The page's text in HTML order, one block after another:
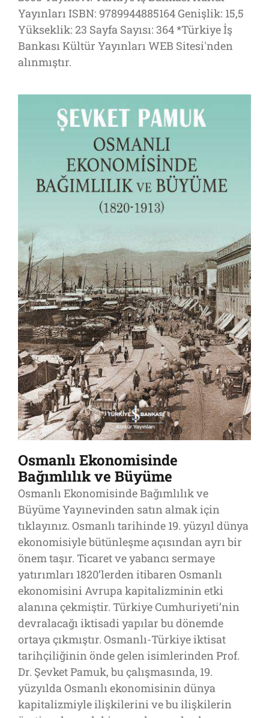
Yayınları ISBN: 9789944885164 Genişlik: 15,5
Yükseklik: 23 Sayfa Sayısı: 364 *Türkiye İş
Bankası Kültür Yayınları WEB Sitesi'nden
alınmıştır.
Osmanlı Ekonomisinde
Bağımlılık ve Büyüme
Osmanlı Ekonomisinde Bağımlılık ve
Büyüme Yayınevinden satın almak için
tıklayınız. Osmanlı tarihinde 19. yüzyıl dünya
ekonomisiyle bütünleşme açısından ayrı bir
önem taşır. Ticaret ve yabancı sermaye
yatırımları 1820’lerden itibaren Osmanlı
ekonomisini Avrupa kapitalizminin etki
alanına çekmiştir. Türkiye Cumhuriyeti’nin
devralacağı iktisadi yapılar bu dönemde
ortaya çıkmıştır. Osmanlı-Türkiye iktisat
tarihçiliğinin önde gelen isimlerinden Prof.
Dr. Şevket Pamuk, bu çalışmasında, 19.
yüzyılda Osmanlı ekonomisinin dünya
kapitalizmiyle ilişkilerini ve bu ilişkilerin